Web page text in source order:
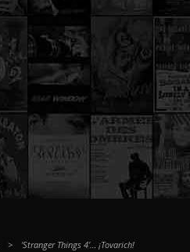
> ‘Stranger Things 4’… ¡Tovarich!